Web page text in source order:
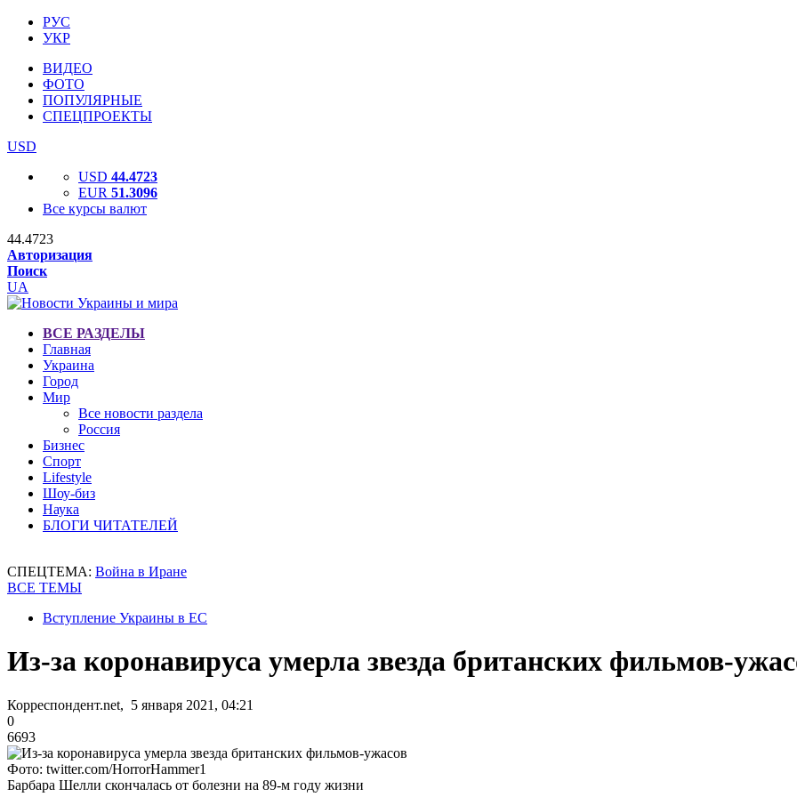
РУС
УКР
ВИДЕО
ФОТО
ПОПУЛЯРНЫЕ
СПЕЦПРОЕКТЫ
USD
USD 44.4723
EUR 51.3096
Все курсы валют
44.4723
Авторизация
Поиск
UA
ВСЕ РАЗДЕЛЫ
Главная
Украина
Город
Мир
Все новости раздела
Россия
Бизнес
Спорт
Lifestyle
Шоу-биз
Наука
БЛОГИ ЧИТАТЕЛЕЙ
СПЕЦТЕМА: Война в Иране
ВСЕ ТЕМЫ
Вступление Украины в ЕС
Из-за коронавируса умерла звезда британских фильмов-
Корреспондент.net, 5 января 2021, 04:21
0
6693
Фото: twitter.com/HorrorHammer1
Барбара Шелли скончалась от болезни на 89-м году жизни